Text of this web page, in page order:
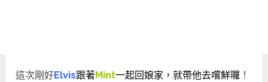
這次剛好Elvis跟著Mint一起回娘家，就帶他去嚐鮮囉 ！